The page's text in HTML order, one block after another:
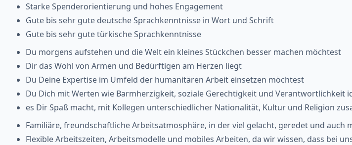
Starke Spenderorientierung und hohes Engagement
Gute bis sehr gute deutsche Sprachkenntnisse in Wort und Schrift
Gute bis sehr gute türkische Sprachkenntnisse
Du morgens aufstehen und die Welt ein kleines Stückchen besser machen möchtest
Dir das Wohl von Armen und Bedürftigen am Herzen liegt
Du Deine Expertise im Umfeld der humanitären Arbeit einsetzen möchtest
Du Dich mit Werten wie Barmherzigkeit, soziale Gerechtigkeit und Verantwortlichkeit
es Dir Spaß macht, mit Kollegen unterschiedlicher Nationalität, Kultur und Religion
Familiäre, freundschaftliche Arbeitsatmosphäre, in der viel gelacht, geredet und auch
Flexible Arbeitszeiten, Arbeitsmodelle und mobiles Arbeiten, da wir wissen, dass bei